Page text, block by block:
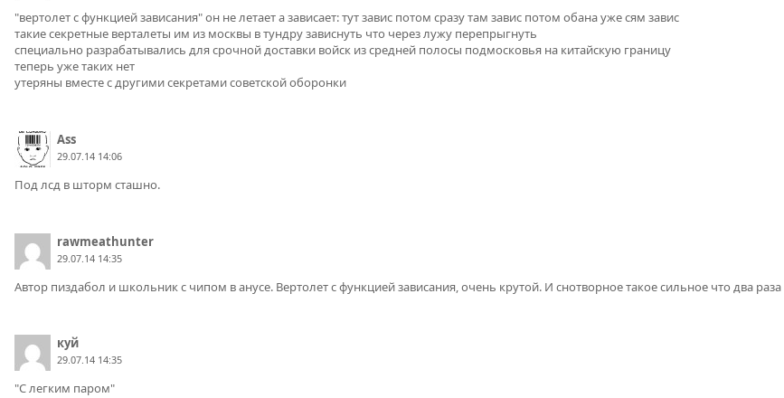
"вертолет с функцией зависания" он не летает а зависает: тут завис потом сразу там завис потом обана уже сям завис
такие секретные верталеты им из москвы в тундру зависнуть что через лужу перепрыгнуть
специально разрабатывались для срочной доставки войск из средней полосы подмосковья на китайскую границу
теперь уже таких нет
утеряны вместе с другими секретами советской оборонки
Ass
29.07.14 14:06
Под лсд в шторм сташно.
rawmeathunter
29.07.14 14:35
Автор пиздабол и школьник с чипом в анусе. Вертолет с функцией зависания, очень крутой. И снотворное такое сильное что два раза
куй
29.07.14 14:35
"С легким паром"